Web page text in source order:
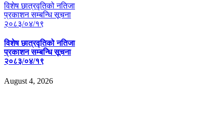
विशेष छात्रवृतिको नतिजा
प्रकाशन सम्बन्धि सूचना
२०८३/०४/१९
विशेष छात्रवृतिको नतिजा
प्रकाशन सम्बन्धि सूचना
२०८३/०४/१९
August 4, 2026